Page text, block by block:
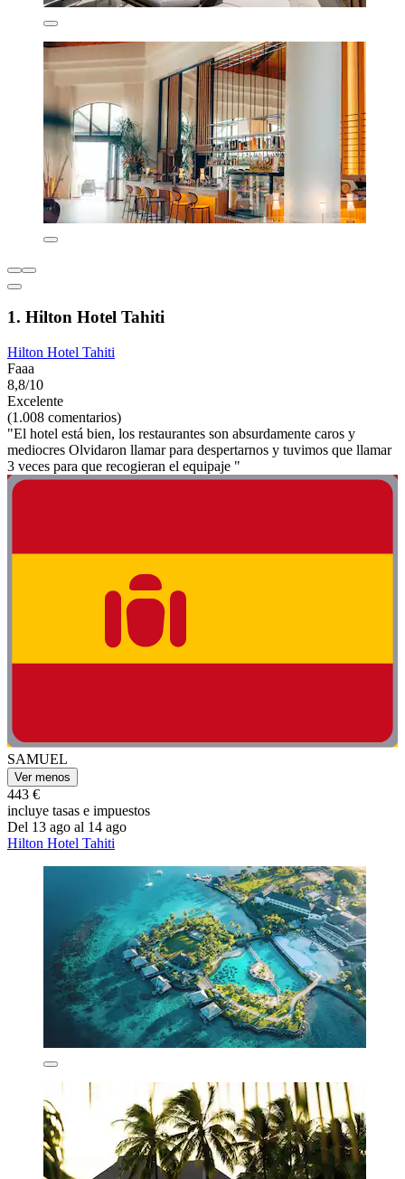
1. Hilton Hotel Tahiti
Hilton Hotel Tahiti
Faaa
8,8/10
Excelente
(1.008 comentarios)
"El hotel está bien, los restaurantes son absurdamente caros y
mediocres Olvidaron llamar para despertarnos y tuvimos que llamar
3 veces para que recogieran el equipaje "
SAMUEL
Ver menos
443 €
incluye tasas e impuestos
Del 13 ago al 14 ago
Hilton Hotel Tahiti